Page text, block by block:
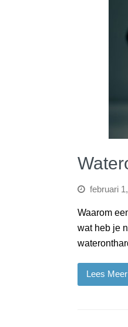
februari
Waarom
wat heb je
Lees Meer